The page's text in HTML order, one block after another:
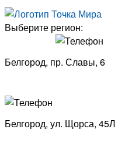
Выберите регион:
Белгород, пр. Славы, 6
Белгород, ​ ул. Щорса, 45Л